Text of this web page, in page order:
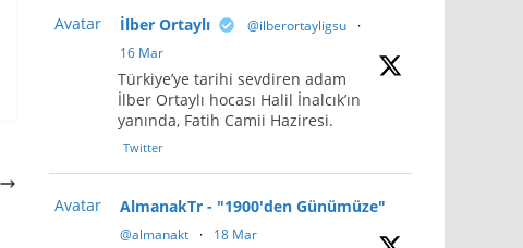
Avatar İlber Ortaylı @ilberortayligsu
·
16 Mar
Türkiye’ye tarihi sevdiren adam
İlber Ortaylı hocası Halil İnalcık’ın
yanında, Fatih Camii Haziresi.
Twitter
Avatar AlmanakTr - "1900'den Günümüze"
@almanakt · 18 Mar